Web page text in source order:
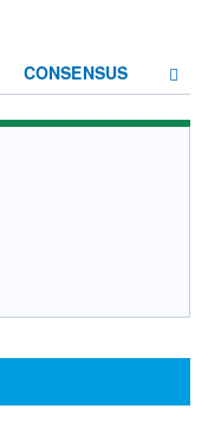
CONSENSUS